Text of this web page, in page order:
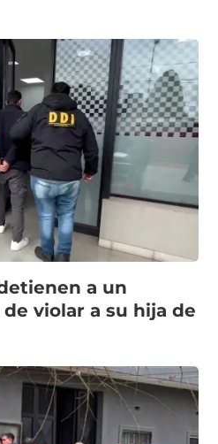
a un
violar a su hija de